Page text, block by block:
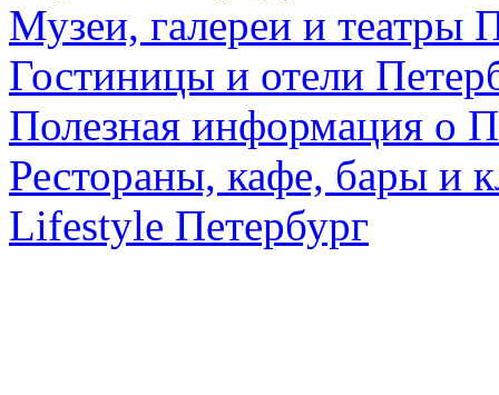
Музеи, галереи и театры
Гостиницы и отели
Полезная информация о
Рестораны, кафе, бары и
Lifestyle Петербург